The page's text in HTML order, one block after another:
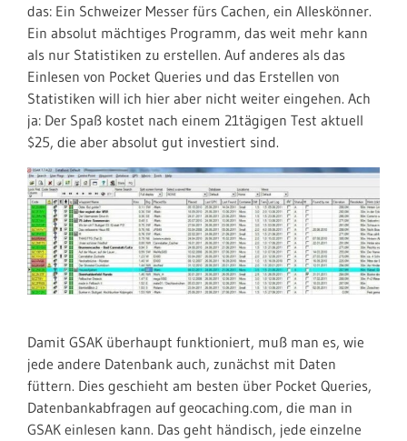
das: Ein Schweizer Messer fürs Cachen, ein Alleskönner.
Ein absolut mächtiges Programm, das weit mehr kann
als nur Statistiken zu erstellen. Auf anderes als das
Einlesen von Pocket Queries und das Erstellen von
Statistiken will ich hier aber nicht weiter eingehen. Ach
ja: Der Spaß kostet nach einem 21tägigen Test aktuell
$25, die aber absolut gut investiert sind.
Damit GSAK überhaupt funktioniert, muß man es, wie
jede andere Datenbank auch, zunächst mit Daten
füttern. Dies geschieht am besten über Pocket Queries,
Datenbankabfragen auf geocaching.com, die man in
GSAK einlesen kann. Das geht händisch, jede einzelne